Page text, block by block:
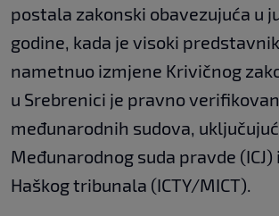
postala zakonski obavezujuća u
godine, kada je visoki
nametnuo izmjene Krivičnog
u Srebrenici je pravno
međunarodnih sudova,
Međunarodnog suda pravde (ICJ)
Haškog tribunala (ICTY/MICT).